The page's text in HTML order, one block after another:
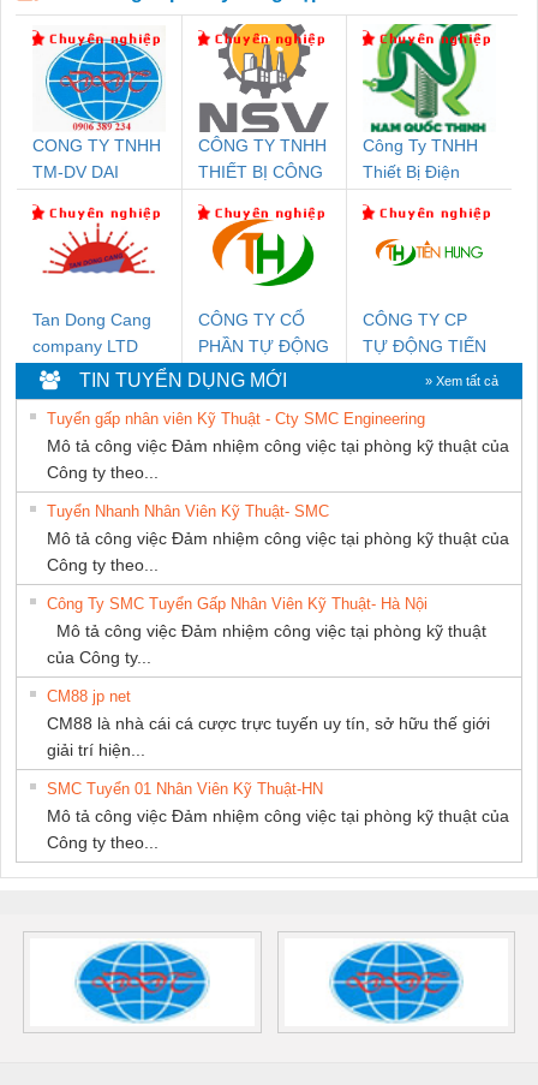
CONG TY TNHH
TM-DV DAI
CÔNG TY TNHH
THIẾT BỊ CÔNG
SETSUBI VIỆT
NAM
Công Ty TNHH
Thiết Bị Điện
Tan Dong Cang
company LTD
CÔNG TY CỔ
PHẦN TỰ ĐỘNG
TIẾN HƯNG
CÔNG TY CP
TỰ ĐỘNG TIẾN
TIN TUYỂN DỤNG MỚI » Xem tất cả
Tuyển gấp nhân viên Kỹ Thuật - Cty SMC Engineering
Mô tả công việc Đảm nhiệm công việc tại phòng kỹ thuật của
Công ty theo...
Tuyển Nhanh Nhân Viên Kỹ Thuật- SMC
Mô tả công việc Đảm nhiệm công việc tại phòng kỹ thuật của
Công ty theo...
Công Ty SMC Tuyển Gấp Nhân Viên Kỹ Thuật- Hà Nội
Mô tả công việc Đảm nhiệm công việc tại phòng kỹ thuật
của Công ty...
CM88 jp net
CM88 là nhà cái cá cược trực tuyến uy tín, sở hữu thế giới
giải trí hiện...
SMC Tuyển 01 Nhân Viên Kỹ Thuật-HN
Mô tả công việc Đảm nhiệm công việc tại phòng kỹ thuật của
Công ty theo...